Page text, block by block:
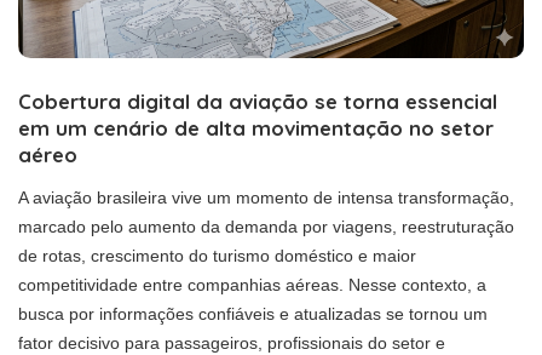
Cobertura digital da aviação se torna essencial
em um cenário de alta movimentação no setor
aéreo
A aviação brasileira vive um momento de intensa transformação,
marcado pelo aumento da demanda por viagens, reestruturação
de rotas, crescimento do turismo doméstico e maior
competitividade entre companhias aéreas. Nesse contexto, a
busca por informações confiáveis e atualizadas se tornou um
fator decisivo para passageiros, profissionais do setor e